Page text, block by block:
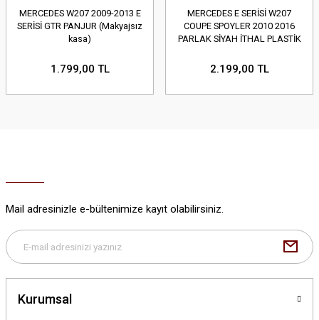
MERCEDES W207 2009-2013 E
SERİSİ GTR PANJUR (Makyajsız
kasa)
1.799,00 TL
MERCEDES E SERİSİ W207
COUPE SPOYLER 2010 2016
PARLAK SİYAH İTHAL PLASTİK
2.199,00 TL
Mail adresinizle e-bültenimize kayıt olabilirsiniz.
Kurumsal